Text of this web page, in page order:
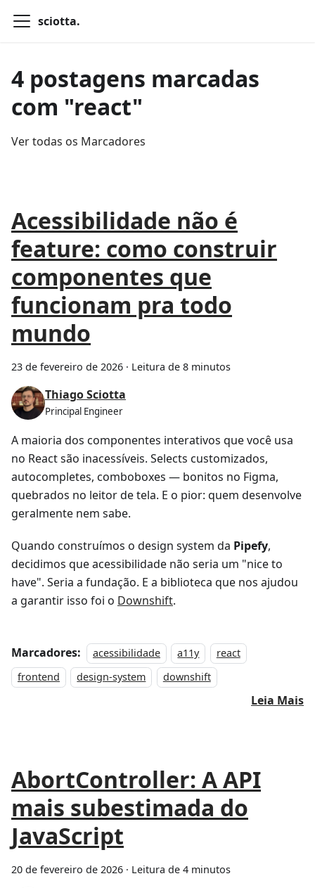
sciotta.
4 postagens marcadas
com "react"
Ver todas os Marcadores
Acessibilidade não é
feature: como construir
componentes que
funcionam pra todo
mundo
23 de fevereiro de 2026 · Leitura de 8 minutos
Thiago Sciotta
Principal Engineer
A maioria dos componentes interativos que você usa
no React são inacessíveis. Selects customizados,
autocompletes, comboboxes — bonitos no Figma,
quebrados no leitor de tela. E o pior: quem desenvolve
geralmente nem sabe.
Quando construímos o design system da Pipefy,
decidimos que acessibilidade não seria um "nice to
have". Seria a fundação. E a biblioteca que nos ajudou
a garantir isso foi o Downshift.
Marcadores: acessibilidade a11y
react
frontend
design-system downshift
Leia Mais
AbortController: A API
mais subestimada do
JavaScript
20 de fevereiro de 2026 · Leitura de 4 minutos